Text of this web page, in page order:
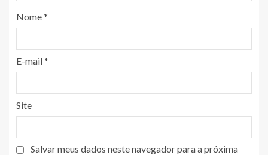
Nome*
E-mail*
Site
Salvar meus dados neste navegador para a próxima